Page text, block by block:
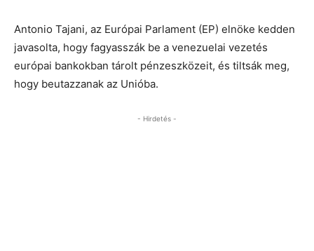
Antonio Tajani, az Európai Parlament (EP) elnöke kedden
javasolta, hogy fagyasszák be a venezuelai vezetés
európai bankokban tárolt pénzeszközeit, és tiltsák meg,
hogy beutazzanak az Unióba.
- Hirdetés -